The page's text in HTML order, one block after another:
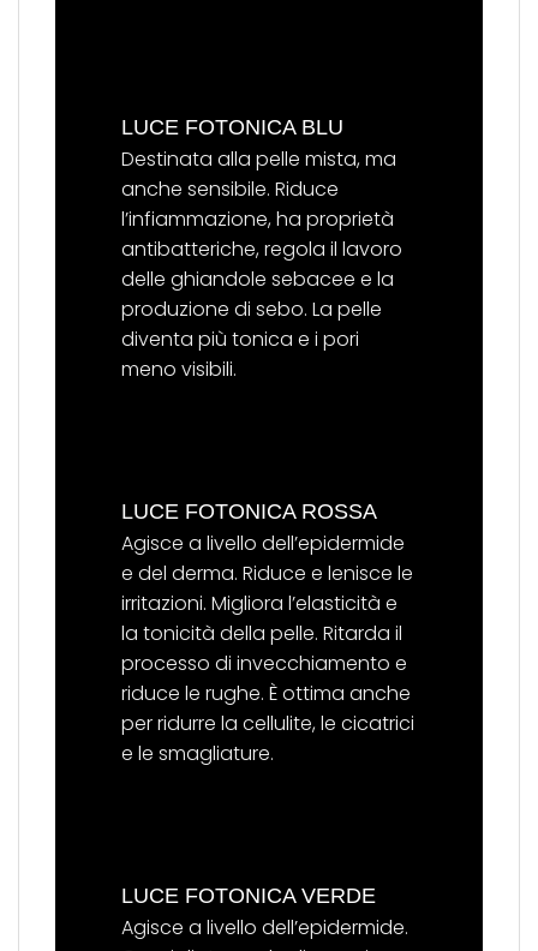
LUCE FOTONICA BLU
Destinata alla pelle mista, ma
anche sensibile. Riduce
l’infiammazione, ha proprietà
antibatteriche, regola il lavoro
delle ghiandole sebacee e la
produzione di sebo. La pelle
diventa più tonica e i pori
meno visibili.
LUCE FOTONICA ROSSA
Agisce a livello dell’epidermide
e del derma. Riduce e lenisce le
irritazioni. Migliora l’elasticità e
la tonicità della pelle. Ritarda il
processo di invecchiamento e
riduce le rughe. È ottima anche
per ridurre la cellulite, le cicatrici
e le smagliature.
LUCE FOTONICA VERDE
Agisce a livello dell’epidermide.